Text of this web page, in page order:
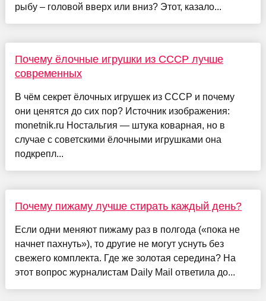
рыбу – головой вверх или вниз? Этот, казало...
Почему ёлочные игрушки из СССР лучше
современных
В чём секрет ёлочных игрушек из СССР и почему
они ценятся до сих пор? Источник изображения:
monetnik.ru Ностальгия — штука коварная, но в
случае с советскими ёлочными игрушками она
подкрепл...
Почему пижаму лучше стирать каждый день?
Если одни меняют пижаму раз в полгода («пока не
начнет пахнуть»), то другие не могут уснуть без
свежего комплекта. Где же золотая середина? На
этот вопрос журналистам Daily Mail ответила до...